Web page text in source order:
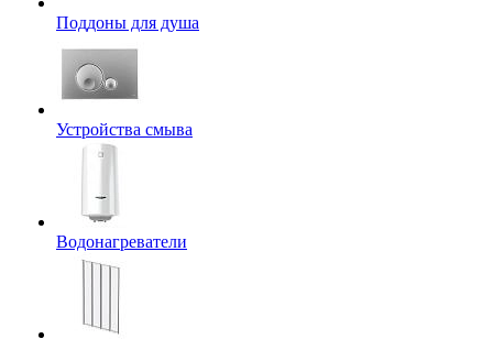
Поддоны для душа
Устройства смыва
Водонагреватели